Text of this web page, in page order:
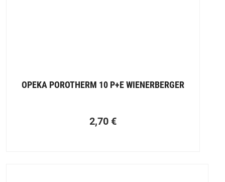
OPEKA POROTHERM 10 P+E WIENERBERGER
2,70 €